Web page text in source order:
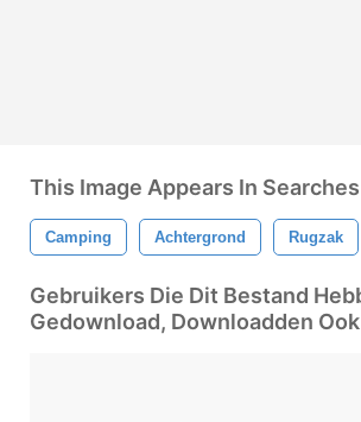
This Image Appears In
Camping Achtergrond Rugzak
Gebruikers Die Dit Bestand
Gedownload, Downloadden Ook